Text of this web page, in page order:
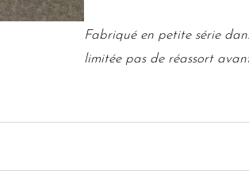
Fabriqué en petite série
limitée pas de réassort